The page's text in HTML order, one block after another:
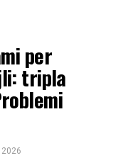
per
tripla